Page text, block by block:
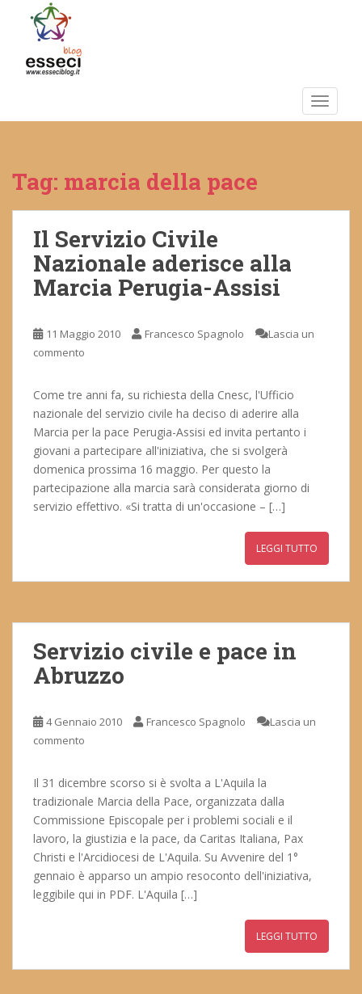
m
Tag: marcia della pace
Il Servizio Civile
Nazionale aderisce alla
Marcia Perugia-Assisi
11 Maggio 2010 Francesco Spagnolo
Lascia un
commento
Come tre anni fa, su richiesta della Cnesc, l'Ufficio
nazionale del servizio civile ha deciso di aderire alla
Marcia per la pace Perugia-Assisi ed invita pertanto i
giovani a partecipare all'iniziativa, che si svolgerà
domenica prossima 16 maggio. Per questo la
partecipazione alla marcia sarà considerata giorno di
servizio effettivo. «Si tratta di un'occasione – […]
LEGGI TUTTO
Servizio civile e pace in
Abruzzo
4 Gennaio 2010 Francesco Spagnolo
Lascia un
commento
Il 31 dicembre scorso si è svolta a L'Aquila la
tradizionale Marcia della Pace, organizzata dalla
Commissione Episcopale per i problemi sociali e il
lavoro, la giustizia e la pace, da Caritas Italiana, Pax
Christi e l'Arcidiocesi de L'Aquila. Su Avvenire del 1°
gennaio è apparso un ampio resoconto dell'iniziativa,
leggibile qui in PDF. L'Aquila […]
LEGGI TUTTO